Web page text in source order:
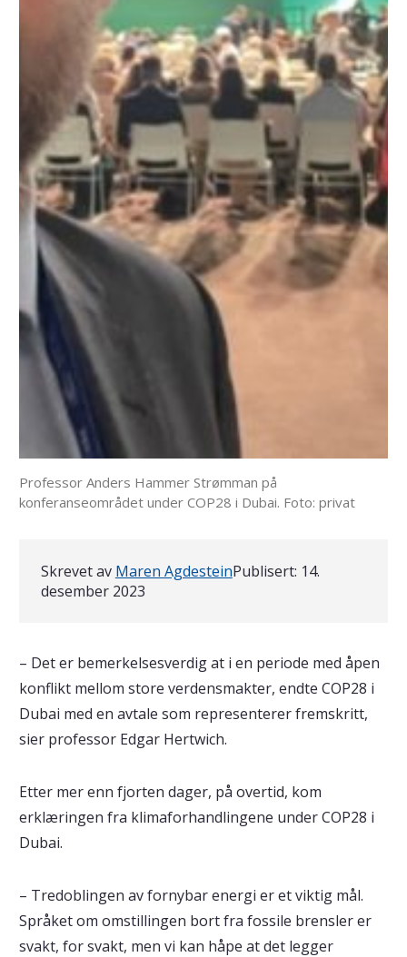
Professor Anders Hammer Strømman på
konferanseområdet under COP28 i Dubai. Foto: privat
Skrevet av Maren AgdesteinPublisert: 14.
desember 2023
– Det er bemerkelsesverdig at i en periode med åpen
konflikt mellom store verdensmakter, endte COP28 i
Dubai med en avtale som representerer fremskritt,
sier professor Edgar Hertwich.
Etter mer enn fjorten dager, på overtid, kom
erklæringen fra klimaforhandlingene under COP28 i
Dubai.
– Tredoblingen av fornybar energi er et viktig mål.
Språket om omstillingen bort fra fossile brensler er
svakt, for svakt, men vi kan håpe at det legger